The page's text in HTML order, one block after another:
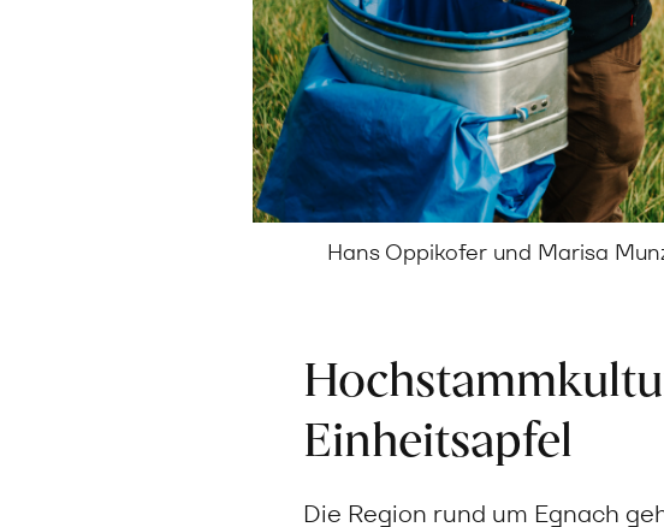
Hans Oppikofer und Marisa
Einheitsapfel
Die Region rund um Egnach